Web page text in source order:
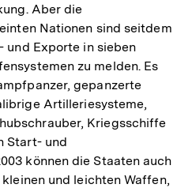
Aber die
Nationen sind seitdem
und Exporte in sieben
zu melden. Es
gepanzerte
Artilleriesysteme,
Kriegsschiffe
Start- und
können die Staaten auch
und leichten Waffen,